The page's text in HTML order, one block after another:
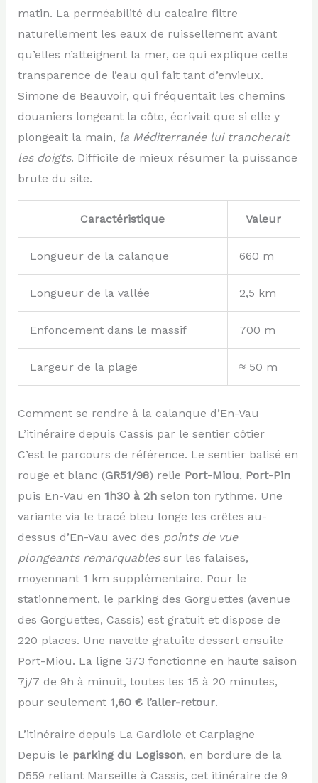
matin. La perméabilité du calcaire filtre
naturellement les eaux de ruissellement avant
qu’elles n’atteignent la mer, ce qui explique cette
transparence de l’eau qui fait tant d’envieux.
Simone de Beauvoir, qui fréquentait les chemins
douaniers longeant la côte, écrivait que si elle y
plongeait la main, la Méditerranée lui trancherait
les doigts. Difficile de mieux résumer la puissance
brute du site.
Caractéristique Valeur
Longueur de la calanque 660 m
Longueur de la vallée 2,5 km
Enfoncement dans le massif 700 m
Largeur de la plage ≈ 50 m
Comment se rendre à la calanque d’En-Vau
L’itinéraire depuis Cassis par le sentier côtier
C’est le parcours de référence. Le sentier balisé en
rouge et blanc (GR51/98) relie Port-Miou, Port-Pin
puis En-Vau en 1h30 à 2hselon ton rythme. Une
variante via le tracé bleu longe les crêtes au-
dessus d’En-Vau avec des points de vue
plongeants remarquablessur les falaises,
moyennant 1 km supplémentaire. Pour le
stationnement, le parking des Gorguettes (avenue
des Gorguettes, Cassis) est gratuit et dispose de
220 places. Une navette gratuite dessert ensuite
Port-Miou. La ligne 373 fonctionne en haute saison
7j/7 de 9h à minuit, toutes les 15 à 20 minutes,
pour seulement 1,60 € l’aller-retour.
L’itinéraire depuis La Gardiole et Carpiagne
Depuis le parking du Logisson, en bordure de la
D559 reliant Marseille à Cassis, cet itinéraire de 9